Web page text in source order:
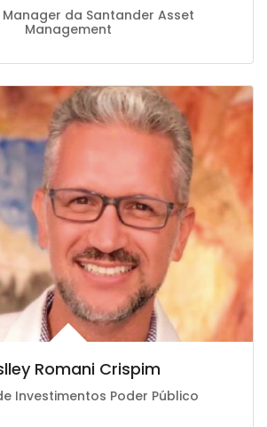
da Santander Asset
Management
Romani Crispim
Investimentos Poder Público